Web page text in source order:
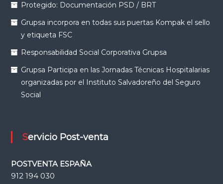
Protegido: Documentación PSD / BRT
Grupsa incorpora en todas sus puertas Kompak el sello
y etiqueta FSC
Responsabilidad Social Corporativa Grupsa
Grupsa Participa en las Jornadas Técnicas Hospitalarias
organizadas por el Instituto Salvadoreño del Seguro
Social
Servicio Post-venta
POSTVENTA ESPAÑA
912 194 030